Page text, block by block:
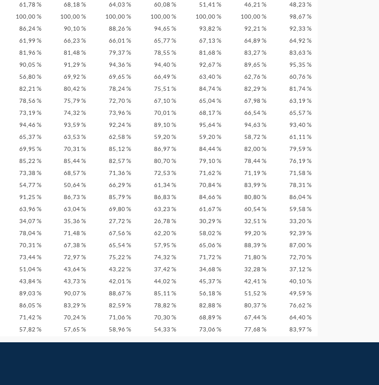
61,78 % 68,18 % 64,03 % 60,08 % 51,41 % 46,21 %
48,23 %
100,00 % 100,00 % 100,00 % 100,00 % 100,00 % 100,00 %
98,67 %
86,24 % 90,10 % 88,26 % 94,65 % 93,82 % 92,21 %
92,33 %
61,99 % 66,23 % 66,01 % 65,77 % 67,13 % 64,89 %
64,92 %
81,96 % 81,48 % 79,37 % 78,55 % 81,68 % 83,27 %
83,63 %
90,05 % 91,29 % 94,36 % 94,40 % 92,67 % 89,65 %
95,35 %
56,80 % 69,92 % 69,65 % 66,49 % 63,40 % 62,76 %
60,76 %
82,21 % 80,42 % 78,24 % 75,51 % 84,74 % 82,29 %
81,74 %
78,56 % 75,79 % 72,70 % 67,10 % 65,04 % 67,98 %
63,19 %
73,19 % 74,32 % 73,96 % 70,01 % 68,17 % 66,54 %
65,57 %
94,46 % 93,59 % 92,24 % 89,10 % 95,64 % 94,63 %
93,40 %
65,37 % 63,53 % 62,58 % 59,20 % 59,20 % 58,72 %
61,11 %
69,95 % 70,31 % 85,12 % 86,97 % 84,44 % 82,00 %
79,59 %
85,22 % 85,44 % 82,57 % 80,70 % 79,10 % 78,44 %
76,19 %
73,38 % 68,57 % 71,36 % 72,53 % 71,62 % 71,19 %
71,58 %
54,77 % 50,64 % 66,29 % 61,34 % 70,84 % 83,99 %
78,31 %
91,25 % 86,73 % 85,79 % 86,83 % 84,66 % 80,80 %
86,04 %
63,96 % 63,04 % 69,80 % 63,23 % 61,67 % 60,54 %
59,58 %
34,07 % 35,36 % 27,72 % 26,78 % 30,29 % 32,51 %
33,20 %
78,04 % 71,48 % 67,56 % 62,20 % 58,02 % 99,20 %
92,39 %
70,31 % 67,38 % 65,54 % 57,95 % 65,06 % 88,39 %
87,00 %
73,44 % 72,97 % 75,22 % 74,32 % 71,72 % 71,80 %
72,70 %
51,04 % 43,64 % 43,22 % 37,42 % 34,68 % 32,28 %
37,12 %
43,84 % 43,73 % 42,01 % 44,02 % 45,37 % 42,41 %
40,10 %
89,03 % 90,07 % 88,67 % 85,11 % 56,18 % 51,52 %
49,59 %
86,05 % 83,29 % 82,59 % 78,82 % 82,88 % 80,37 %
76,62 %
71,42 % 70,24 % 71,06 % 70,30 % 68,89 % 67,44 %
64,40 %
57,82 % 57,65 % 58,96 % 54,33 % 73,06 % 77,68 % 83,97 %